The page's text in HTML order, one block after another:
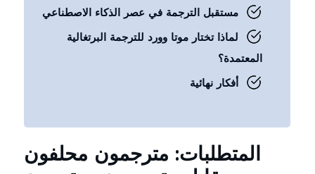
مستقبل الترجمة في عصر الذكاء الاصطناعي
لماذا تختار موتا وورد للترجمة البرتغالية
المعتمدة؟
أفكار نهائية
المتطلبات: مترجمون محلفون